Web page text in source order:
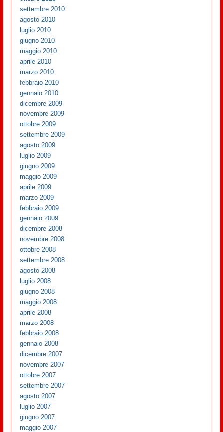
settembre 2010
agosto 2010
luglio 2010
giugno 2010
maggio 2010
aprile 2010
marzo 2010
febbraio 2010
gennaio 2010
dicembre 2009
novembre 2009
ottobre 2009
settembre 2009
agosto 2009
luglio 2009
giugno 2009
maggio 2009
aprile 2009
marzo 2009
febbraio 2009
gennaio 2009
dicembre 2008
novembre 2008
ottobre 2008
settembre 2008
agosto 2008
luglio 2008
giugno 2008
maggio 2008
aprile 2008
marzo 2008
febbraio 2008
gennaio 2008
dicembre 2007
novembre 2007
ottobre 2007
settembre 2007
agosto 2007
luglio 2007
giugno 2007
maggio 2007